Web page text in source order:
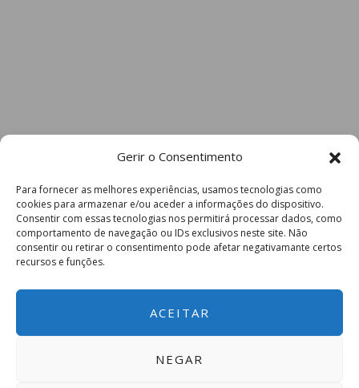
Gerir o Consentimento
Para fornecer as melhores experiências, usamos tecnologias como
cookies para armazenar e/ou aceder a informações do dispositivo.
Consentir com essas tecnologias nos permitirá processar dados, como
comportamento de navegação ou IDs exclusivos neste site. Não
consentir ou retirar o consentimento pode afetar negativamante certos
recursos e funções.
ACEITAR
NEGAR